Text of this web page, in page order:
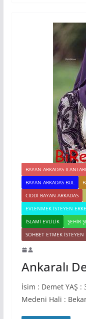
BAYAN ARKADAS ILANLARI
BAYAN ARKADAS BUL
CIDDI BAYAN ARKADAS
EVLENMEK İSTEYEN
İSLAMI EVLILIK
ŞEHIR
SOHBET ETMEK İSTEYEN
Ankaralı
İsim : Demet YAŞ
Medeni Hali :